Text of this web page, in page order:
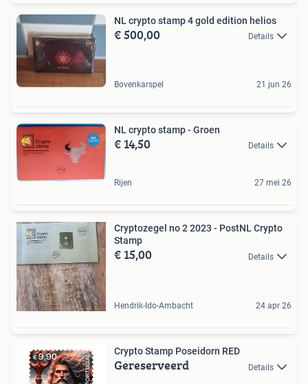
NL crypto stamp 4 gold edition helios
€ 500,00 Details
Bovenkarspel 21 jun 26
NL crypto stamp - Groen
€ 14,50 Details
Rijen 27 mei 26
Cryptozegel no 2 2023 - PostNL Crypto
Stamp
€ 15,00 Details
Hendrik-Ido-Ambacht 24 apr 26
Crypto Stamp Poseidorn RED
Gereserveerd Details